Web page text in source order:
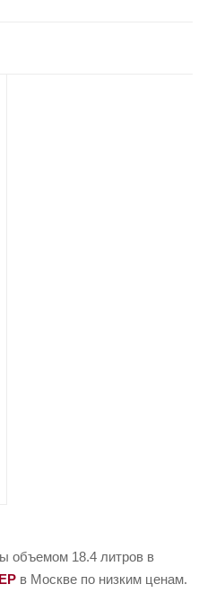
объемом 18.4 литров в
в Москве по низким ценам.